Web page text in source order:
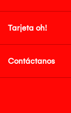
Tarjeta oh!
Contáctanos